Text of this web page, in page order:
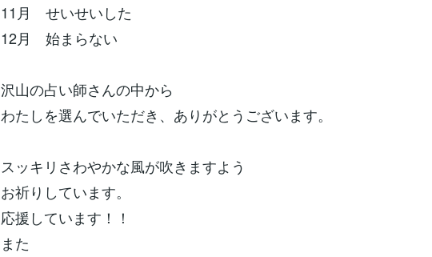
11月 せいせいした
12月 始まらない
沢山の占い師さんの中から
わたしを選んでいただき、ありがとうございます。
スッキリさわやかな風が吹きますよう
お祈りしています。
応援しています！！
また